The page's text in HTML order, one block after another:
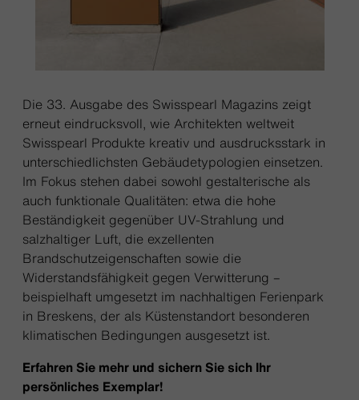
Die 33. Ausgabe des Swisspearl Magazins zeigt
erneut eindrucksvoll, wie Architekten weltweit
Swisspearl Produkte kreativ und ausdrucksstark in
unterschiedlichsten Gebäudetypologien einsetzen.
Im Fokus stehen dabei sowohl gestalterische als
auch funktionale Qualitäten: etwa die hohe
Beständigkeit gegenüber UV-Strahlung und
salzhaltiger Luft, die exzellenten
Brandschutzeigenschaften sowie die
Widerstandsfähigkeit gegen Verwitterung –
beispielhaft umgesetzt im nachhaltigen Ferienpark
in Breskens, der als Küstenstandort besonderen
klimatischen Bedingungen ausgesetzt ist.
Erfahren Sie mehr und sichern Sie sich Ihr
persönliches Exemplar!